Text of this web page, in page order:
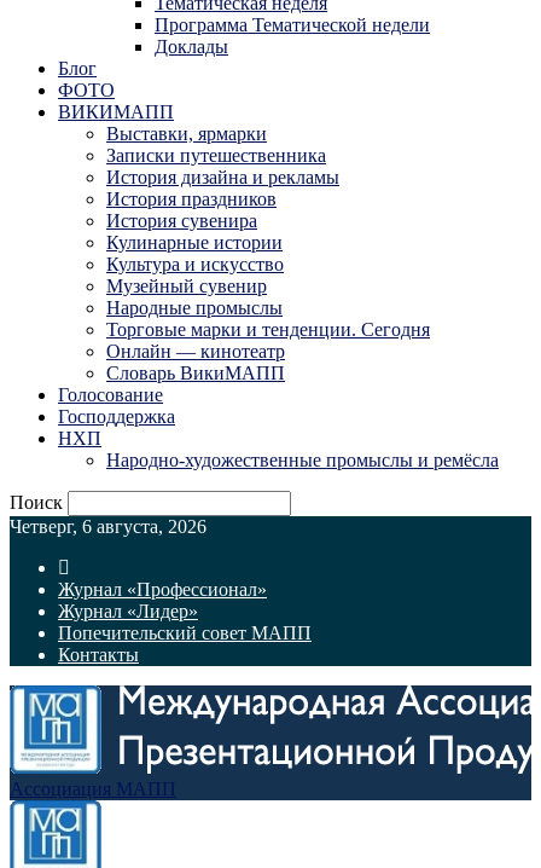
Программа Тематической недели
Доклады
Блог
ФОТО
ВИКИМАПП
Выставки, ярмарки
Записки путешественника
История дизайна и рекламы
История праздников
История сувенира
Кулинарные истории
Культура и искусство
Музейный сувенир
Народные промыслы
Торговые марки и тенденции. Сегодня
Онлайн — кинотеатр
Словарь ВикиМАПП
Голосование
Господдержка
НХП
Народно-художественные промыслы и ремёсла
Поиск
Четверг, 6 августа, 2026
Журнал «Профессионал»
Журнал «Лидер»
Попечительский совет МАПП
Контакты
Ассоциация МАПП